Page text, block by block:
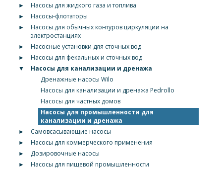
►
Насосы для жидкого газа и топлива
►
Насосы-флотаторы
►
Насосы для обычных контуров циркуляции на
электростанциях
►
Насосные установки для сточных вод
►
Насосы для фекальных и сточных вод
▼
Насосы для канализации и дренажа
Дренажные насосы Wilo
Насосы для канализации и дренажа Pedrollo
Насосы для частных домов
Насосы для промышленности для
канализации и дренажа
►
Самовсасывающие насосы
►
Насосы для коммерческого применения
►
Дозировочные насосы
►
Насосы для пищевой промышленности